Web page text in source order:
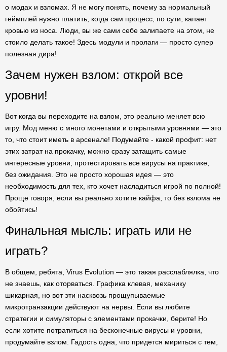
о модах и взломах. Я не могу понять, почему за нормальный
геймплей нужно платить, когда сам процесс, по сути, капает
кровью из носа. Люди, вы же сами себе залипаете на этом, не
стоило делать такое! Здесь модули и пролаги — просто супер
полезная дира!
Зачем нужен взлом: открой все
уровни!
Вот когда вы переходите на взлом, это реально меняет всю
игру. Мод меню с много монетами и открытыми уровнями — это
то, что стоит иметь в арсенале! Подумайте - какой профит: нет
этих затрат на прокачку, можно сразу затащить самые
интересные уровни, протестировать все вирусы на практике,
без ожидания. Это не просто хорошая идея — это
необходимость для тех, кто хочет насладиться игрой по полной!
Проще говоря, если вы реально хотите кайфа, то без взлома не
обойтись!
Финальная мысль: играть или не
играть?
В общем, ребята, Virus Evolution — это такая расслаблялка, что
не знаешь, как оторваться. Графика клевая, механику
шикарная, но вот эти насквозь прощупываемые
микротранзакции действуют на нервы. Если вы любите
стратегии и симуляторы с элементами прокачки, берите! Но
если хотите потратиться на бесконечные вирусы и уровни,
продумайте взлом. Гадость одна, что придется мириться с тем,